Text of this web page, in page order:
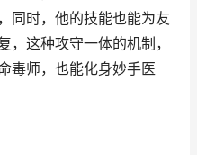
同时，他的技能也能为友
，这种攻守一体的机制，
毒师，也能化身妙手医